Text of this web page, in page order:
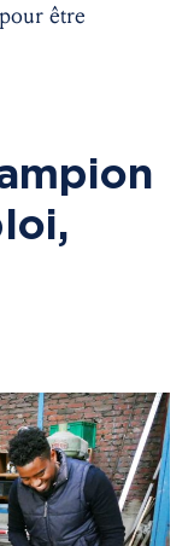
être